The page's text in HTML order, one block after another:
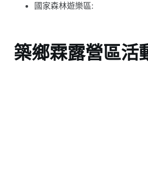
國家森林遊樂區:
築鄉霖露營區活